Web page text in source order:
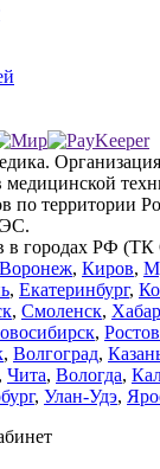
медицинской
по территории
в городах РФ
Воронеж, Киров,
, Екатеринбург,
, Смоленск,
,
, Волгоград,
, Чита, Вологда,
, Улан-Удэ,